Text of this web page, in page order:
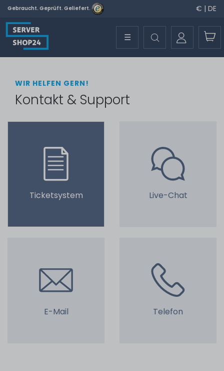
Gebraucht. Geprüft. Geliefert. € | DE
☰
WIR HELFEN GERN!
Kontakt & Support
Ticketsystem Live-Chat
E-Mail Telefon